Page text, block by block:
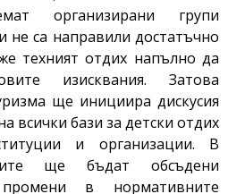
организирани групи
не са направили достатъчно
техният отдих напълно да
изисквания. Затова
ще инициира дискусия
всички бази за детски отдих
и организации. В
ще бъдат обсъдени
в нормативните